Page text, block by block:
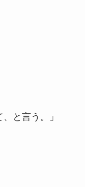
と言う。」